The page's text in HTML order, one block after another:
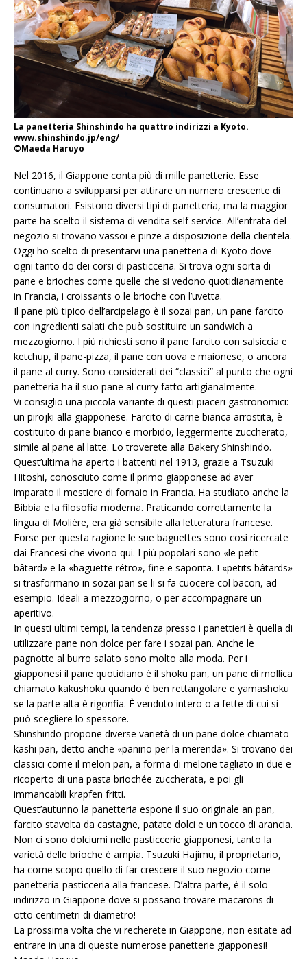
La panetteria Shinshindo ha quattro indirizzi a Kyoto.
www.shinshindo.jp/eng/
©Maeda Haruyo
Nel 2016, il Giappone conta più di mille panetterie. Esse
continuano a svilupparsi per attirare un numero crescente di
consumatori. Esistono diversi tipi di panetteria, ma la maggior
parte ha scelto il sistema di vendita self service. All’entrata del
negozio si trovano vassoi e pinze a disposizione della clientela.
Oggi ho scelto di presentarvi una panetteria di Kyoto dove
ogni tanto do dei corsi di pasticceria. Si trova ogni sorta di
pane e brioches come quelle che si vedono quotidianamente
in Francia, i croissants o le brioche con l’uvetta.
Il pane più tipico dell’arcipelago è il sozai pan, un pane farcito
con ingredienti salati che può sostituire un sandwich a
mezzogiorno. I più richiesti sono il pane farcito con salsiccia e
ketchup, il pane-pizza, il pane con uova e maionese, o ancora
il pane al curry. Sono considerati dei “classici” al punto che ogni
panetteria ha il suo pane al curry fatto artigianalmente.
Vi consiglio una piccola variante di questi piaceri gastronomici:
un pirojki alla giapponese. Farcito di carne bianca arrostita, è
costituito di pane bianco e morbido, leggermente zuccherato,
simile al pane al latte. Lo troverete alla Bakery Shinshindo.
Quest’ultima ha aperto i battenti nel 1913, grazie a Tsuzuki
Hitoshi, conosciuto come il primo giapponese ad aver
imparato il mestiere di fornaio in Francia. Ha studiato anche la
Bibbia e la filosofia moderna. Praticando correttamente la
lingua di Molière, era già sensibile alla letteratura francese.
Forse per questa ragione le sue baguettes sono così ricercate
dai Francesi che vivono qui. I più popolari sono «le petit
bâtard» e la «baguette rétro», fine e saporita. I «petits bâtards»
si trasformano in sozai pan se li si fa cuocere col bacon, ad
esempio. Ideali a mezzogiorno, o per accompagnare un
aperitivo.
In questi ultimi tempi, la tendenza presso i panettieri è quella di
utilizzare pane non dolce per fare i sozai pan. Anche le
pagnotte al burro salato sono molto alla moda. Per i
giapponesi il pane quotidiano è il shoku pan, un pane di mollica
chiamato kakushoku quando è ben rettangolare e yamashoku
se la parte alta è rigonfia. È venduto intero o a fette di cui si
può scegliere lo spessore.
Shinshindo propone diverse varietà di un pane dolce chiamato
kashi pan, detto anche «panino per la merenda». Si trovano dei
classici come il melon pan, a forma di melone tagliato in due e
ricoperto di una pasta briochée zuccherata, e poi gli
immancabili krapfen fritti.
Quest’autunno la panetteria espone il suo originale an pan,
farcito stavolta da castagne, patate dolci e un tocco di arancia.
Non ci sono dolciumi nelle pasticcerie giapponesi, tanto la
varietà delle brioche è ampia. Tsuzuki Hajimu, il proprietario,
ha come scopo quello di far crescere il suo negozio come
panetteria-pasticceria alla francese. D’altra parte, è il solo
indirizzo in Giappone dove si possano trovare macarons di
otto centimetri di diametro!
La prossima volta che vi recherete in Giappone, non esitate ad
entrare in una di queste numerose panetterie giapponesi!